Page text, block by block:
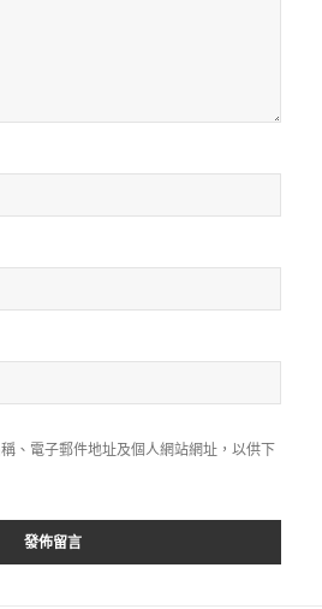
、電子郵件地址及個人網站網址，以供下